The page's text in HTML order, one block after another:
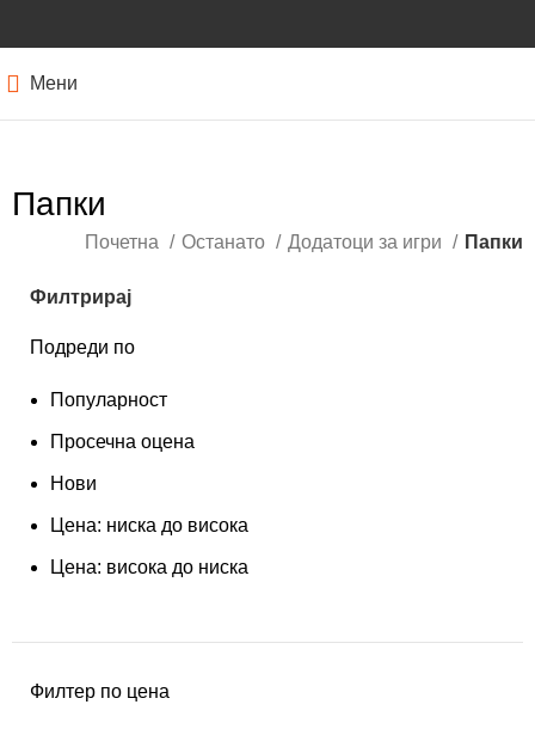
Мени
Папки
Почетна Останато Додатоци за игри Папки
Филтрирај
Подреди по
Популарност
Просечна оцена
Нови
Цена: ниска до висока
Цена: висока до ниска
Филтер по цена